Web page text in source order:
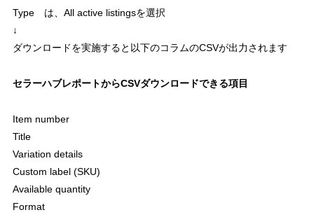
Type は、All active listingsを選択
↓
ダウンロードを実施すると以下のコラムのCSVが出力されます
セラーハブレポートからCSVダウンロードできる項目
Item number
Title
Variation details
Custom label (SKU)
Available quantity
Format